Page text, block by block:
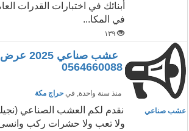
أبنائك في اختبارات القدرات
في المكا...
١٣٩
عشب
0564660088
منذ سنة واحدة, في حراج مكة
عشب صناعي
نقدم لكم العشب الصناعي
ولا تعب ولا حشرات ركب